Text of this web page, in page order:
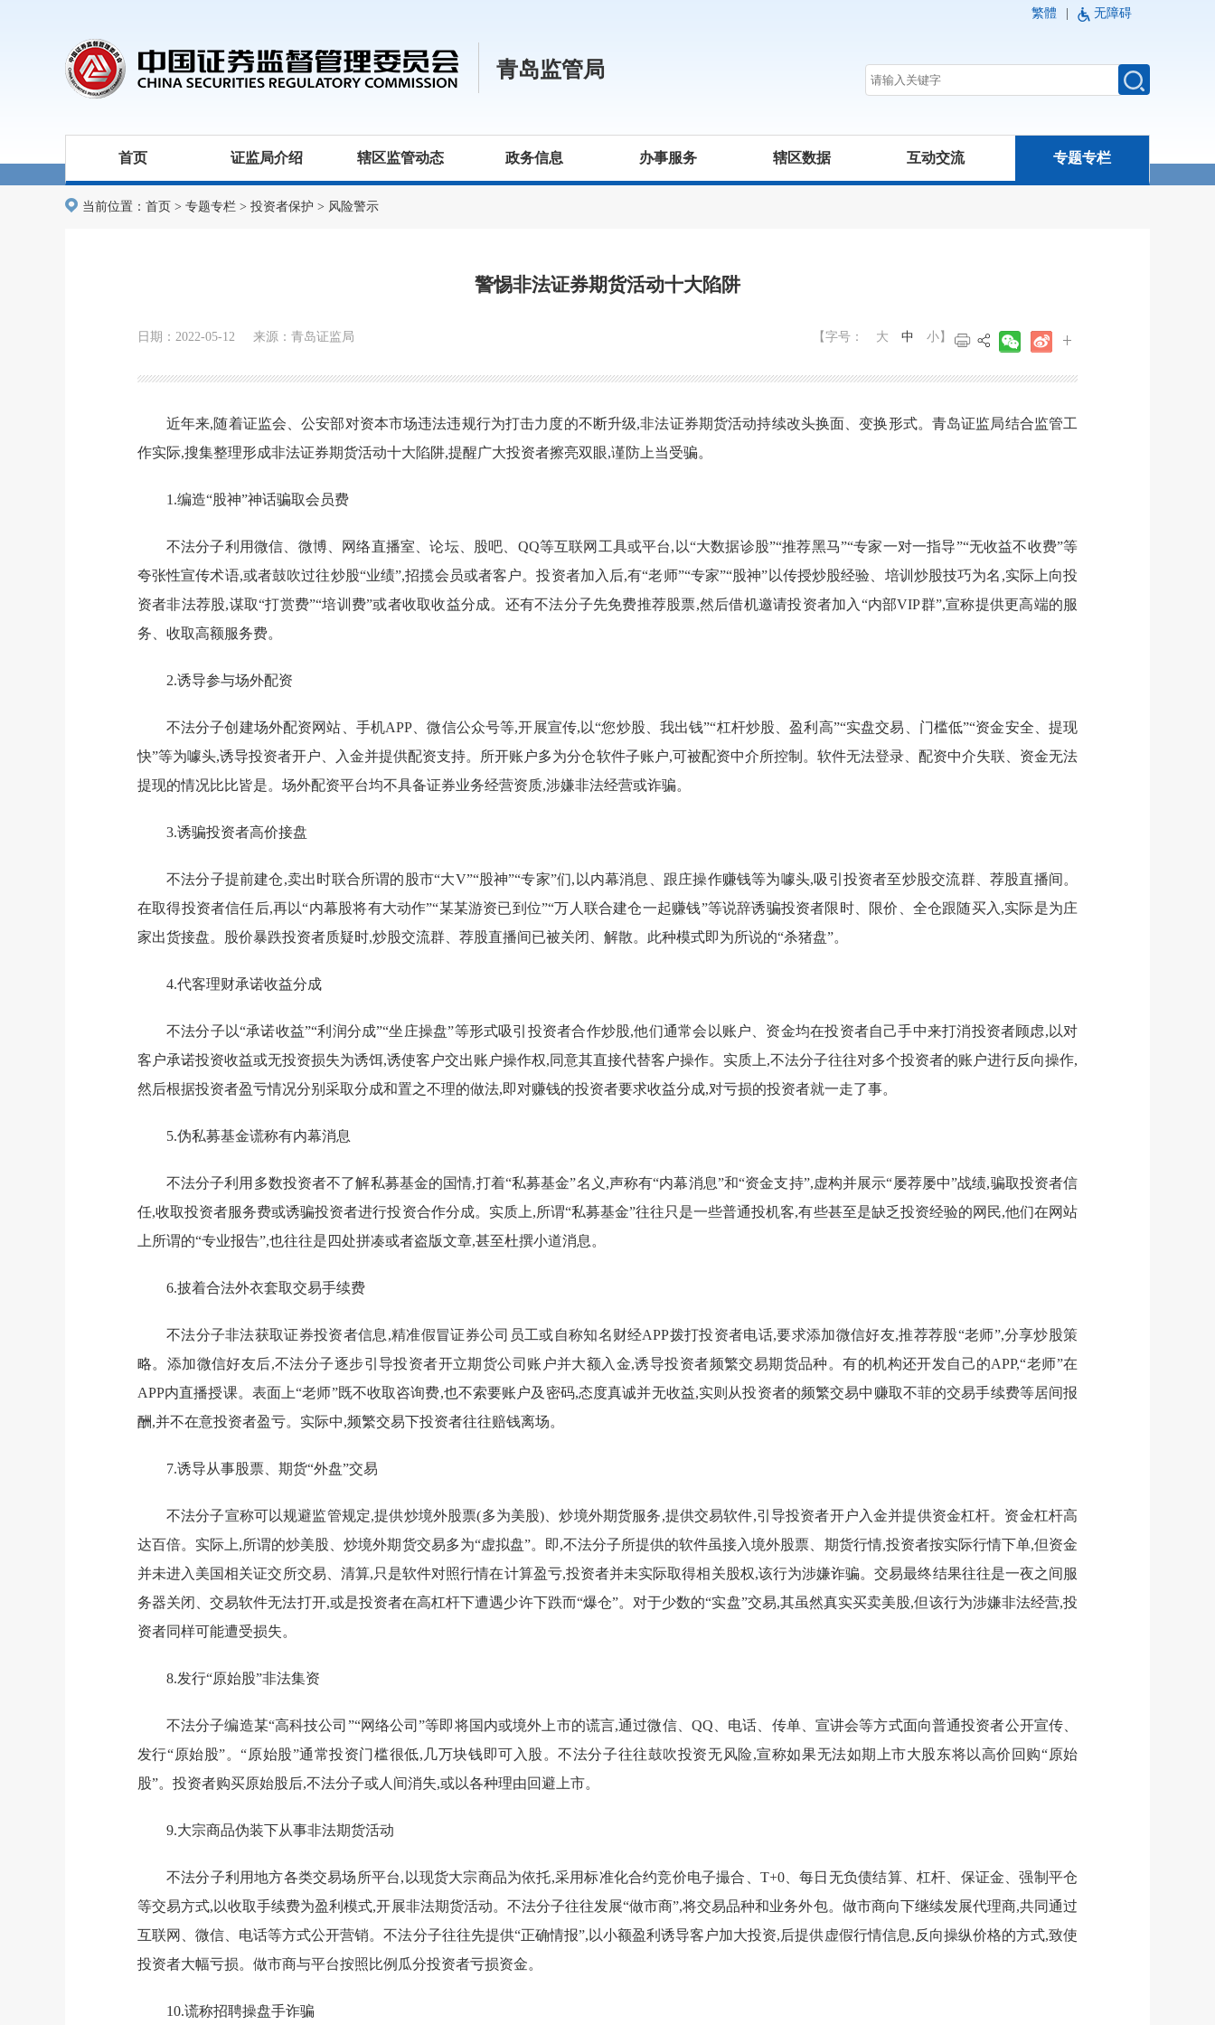
繁體 无障碍
青岛监管局
首页 证监局介绍 辖区监管动态 政务信息 办事服务 辖区数据 互动交流 专题专栏
当前位置： 首页 > 专题专栏 > 投资者保护 > 风险警示
警惕非法证券期货活动十大陷阱
日期：2022-05-12 来源：青岛证监局 【字号： 大 中 小 】
近年来,随着证监会、公安部对资本市场违法违规行为打击力度的不断升级,非法证券期货活动持续改头换面、变换形式。青岛证监局结合监管工
作实际,搜集整理形成非法证券期货活动十大陷阱,提醒广大投资者擦亮双眼,谨防上当受骗。
1.编造“股神”神话骗取会员费
不法分子利用微信、微博、网络直播室、论坛、股吧、QQ等互联网工具或平台,以“大数据诊股”“推荐黑马”“专家一对一指导”“无收益不收费”等
夸张性宣传术语,或者鼓吹过往炒股“业绩”,招揽会员或者客户。投资者加入后,有“老师”“专家”“股神”以传授炒股经验、培训炒股技巧为名,实际上向投
资者非法荐股,谋取“打赏费”“培训费”或者收取收益分成。还有不法分子先免费推荐股票,然后借机邀请投资者加入“内部VIP群”,宣称提供更高端的服
务、收取高额服务费。
2.诱导参与场外配资
不法分子创建场外配资网站、手机APP、微信公众号等,开展宣传,以“您炒股、我出钱”“杠杆炒股、盈利高”“实盘交易、门槛低”“资金安全、提现
快”等为噱头,诱导投资者开户、入金并提供配资支持。所开账户多为分仓软件子账户,可被配资中介所控制。软件无法登录、配资中介失联、资金无法
提现的情况比比皆是。场外配资平台均不具备证券业务经营资质,涉嫌非法经营或诈骗。
3.诱骗投资者高价接盘
不法分子提前建仓,卖出时联合所谓的股市“大V”“股神”“专家”们,以内幕消息、跟庄操作赚钱等为噱头,吸引投资者至炒股交流群、荐股直播间。
在取得投资者信任后,再以“内幕股将有大动作”“某某游资已到位”“万人联合建仓一起赚钱”等说辞诱骗投资者限时、限价、全仓跟随买入,实际是为庄
家出货接盘。股价暴跌投资者质疑时,炒股交流群、荐股直播间已被关闭、解散。此种模式即为所说的“杀猪盘”。
4.代客理财承诺收益分成
不法分子以“承诺收益”“利润分成”“坐庄操盘”等形式吸引投资者合作炒股,他们通常会以账户、资金均在投资者自己手中来打消投资者顾虑,以对
客户承诺投资收益或无投资损失为诱饵,诱使客户交出账户操作权,同意其直接代替客户操作。实质上,不法分子往往对多个投资者的账户进行反向操作,
然后根据投资者盈亏情况分别采取分成和置之不理的做法,即对赚钱的投资者要求收益分成,对亏损的投资者就一走了事。
5.伪私募基金谎称有内幕消息
不法分子利用多数投资者不了解私募基金的国情,打着“私募基金”名义,声称有“内幕消息”和“资金支持”,虚构并展示“屡荐屡中”战绩,骗取投资者信
任,收取投资者服务费或诱骗投资者进行投资合作分成。实质上,所谓“私募基金”往往只是一些普通投机客,有些甚至是缺乏投资经验的网民,他们在网站
上所谓的“专业报告”,也往往是四处拼凑或者盗版文章,甚至杜撰小道消息。
6.披着合法外衣套取交易手续费
不法分子非法获取证券投资者信息,精准假冒证券公司员工或自称知名财经APP拨打投资者电话,要求添加微信好友,推荐荐股“老师”,分享炒股策
略。添加微信好友后,不法分子逐步引导投资者开立期货公司账户并大额入金,诱导投资者频繁交易期货品种。有的机构还开发自己的APP,“老师”在
APP内直播授课。表面上“老师”既不收取咨询费,也不索要账户及密码,态度真诚并无收益,实则从投资者的频繁交易中赚取不菲的交易手续费等居间报
酬,并不在意投资者盈亏。实际中,频繁交易下投资者往往赔钱离场。
7.诱导从事股票、期货“外盘”交易
不法分子宣称可以规避监管规定,提供炒境外股票(多为美股)、炒境外期货服务,提供交易软件,引导投资者开户入金并提供资金杠杆。资金杠杆高
达百倍。实际上,所谓的炒美股、炒境外期货交易多为“虚拟盘”。即,不法分子所提供的软件虽接入境外股票、期货行情,投资者按实际行情下单,但资金
并未进入美国相关证交所交易、清算,只是软件对照行情在计算盈亏,投资者并未实际取得相关股权,该行为涉嫌诈骗。交易最终结果往往是一夜之间服
务器关闭、交易软件无法打开,或是投资者在高杠杆下遭遇少许下跌而“爆仓”。对于少数的“实盘”交易,其虽然真实买卖美股,但该行为涉嫌非法经营,投
资者同样可能遭受损失。
8.发行“原始股”非法集资
不法分子编造某“高科技公司”“网络公司”等即将国内或境外上市的谎言,通过微信、QQ、电话、传单、宣讲会等方式面向普通投资者公开宣传、
发行“原始股”。“原始股”通常投资门槛很低,几万块钱即可入股。不法分子往往鼓吹投资无风险,宣称如果无法如期上市大股东将以高价回购“原始
股”。投资者购买原始股后,不法分子或人间消失,或以各种理由回避上市。
9.大宗商品伪装下从事非法期货活动
不法分子利用地方各类交易场所平台,以现货大宗商品为依托,采用标准化合约竞价电子撮合、T+0、每日无负债结算、杠杆、保证金、强制平仓
等交易方式,以收取手续费为盈利模式,开展非法期货活动。不法分子往往发展“做市商”,将交易品种和业务外包。做市商向下继续发展代理商,共同通过
互联网、微信、电话等方式公开营销。不法分子往往先提供“正确情报”,以小额盈利诱导客户加大投资,后提供虚假行情信息,反向操纵价格的方式,致使
投资者大幅亏损。做市商与平台按照比例瓜分投资者亏损资金。
10.谎称招聘操盘手诈骗